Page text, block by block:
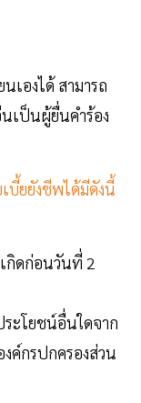
เองได้ สามารถ
เป็นผู้ยื่นคำร้อง
บี้ยยังชีพได้มีดังนี้
กิดก่อนวันที่ 2
ะโยชน์อื่นใดจาก
ค์กรปกครองส่วน